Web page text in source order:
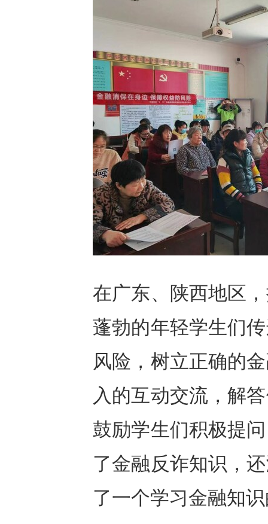
在广东、陕西地区
蓬勃的年轻学生们
风险，树立正确的
入的互动交流，解
鼓励学生们积极提
了金融反诈知识，
了一个学习金融知